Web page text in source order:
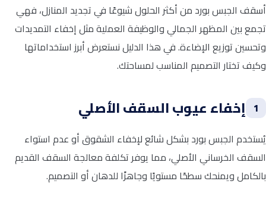
أسقف الجبس بورد من أكثر الحلول شيوعًا في تجديد المنازل، فهي
تجمع بين المظهر الجمالي والوظيفة العملية مثل إخفاء التمديدات
وتحسين توزيع الإضاءة. في هذا الدليل نستعرض أبرز استخداماتها
وكيف تختار التصميم المناسب لمساحتك.
1 إخفاء عيوب السقف الأصلي
يُستخدم الجبس بورد بشكل شائع لإخفاء الشقوق أو عدم استواء
السقف الخرساني الأصلي، مما يوفر تكلفة معالجة السقف القديم
بالكامل ويمنحك سطحًا مستويًا وجاهزًا للدهان أو التصميم.